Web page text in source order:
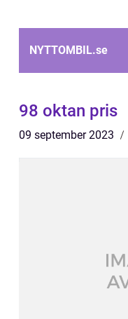
NYTTOMBIL.se
98 oktan pris
09 september 2023